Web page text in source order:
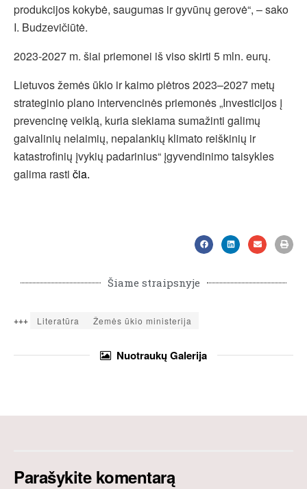
produkcijos kokybė, saugumas ir gyvūnų gerovė“, – sako
I. Budzevičiūtė.
2023-2027 m. šiai priemonei iš viso skirti 5 mln. eurų.
Lietuvos žemės ūkio ir kaimo plėtros 2023–2027 metų
strateginio plano intervencinės priemonės „Investicijos į
prevencinę veiklą, kuria siekiama sumažinti galimų
gaivalinių nelaimių, nepalankių klimato reiškinių ir
katastrofinių įvykių padarinius“ įgyvendinimo taisykles
galima rasti čia.
Šiame straipsnyje
+++ Literatūra Žemės ūkio ministerija
NuotraukųGalerija
Parašykite komentarą